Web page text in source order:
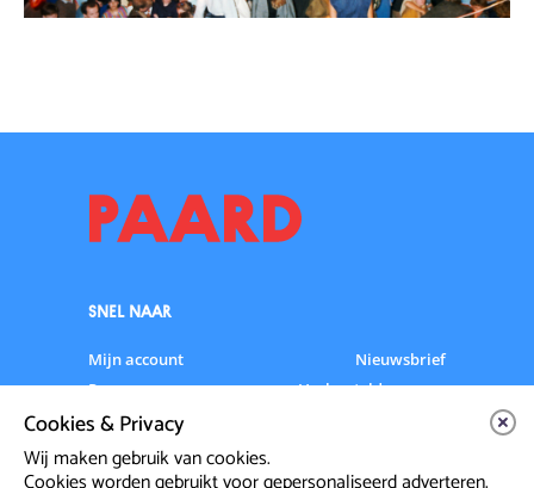
SNEL NAAR
Mijn account
Nieuwsbrief
Programma
Veelgestelde vragen
Partners & Sponsoren
Artiesten info
Cookies & Privacy
Wij maken gebruik van cookies.